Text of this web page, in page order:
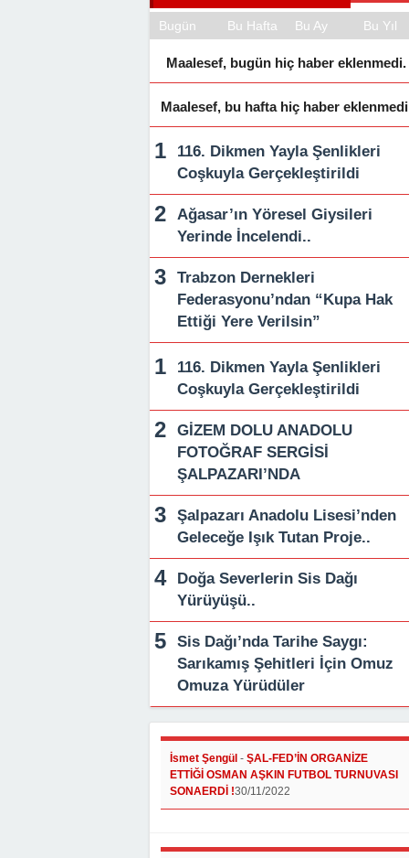
Bugün Bu Hafta Bu Ay Bu Yıl
Maalesef, bugün hiç haber eklenmedi.
Maalesef, bu hafta hiç haber
116. Dikmen Yayla Şenlikleri
Coşkuyla Gerçekleştirildi
Ağasar’ın Yöresel Giysileri
Yerinde İncelendi..
Trabzon Dernekleri
Federasyonu’ndan “Kupa Hak
Ettiği Yere Verilsin”
116. Dikmen Yayla Şenlikleri
Coşkuyla Gerçekleştirildi
GİZEM DOLU ANADOLU
FOTOĞRAF SERGİSİ
ŞALPAZARI’NDA
Şalpazarı Anadolu Lisesi’nden
Geleceğe Işık Tutan Proje..
Doğa Severlerin Sis Dağı
Yürüyüşü..
Sis Dağı’nda Tarihe Saygı:
Sarıkamış Şehitleri İçin Omuz
Omuza Yürüdüler
İsmet Şengül - ŞAL-FED’İN ORGANİZE
ETTİĞİ OSMAN AŞKIN FUTBOL TURNUVASI
SONAERDİ !30/11/2022